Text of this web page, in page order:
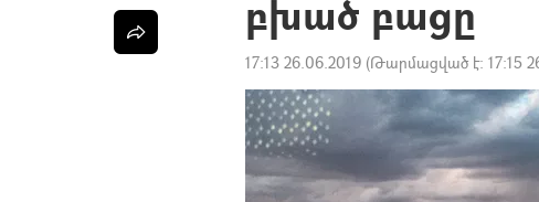
բխած բացը
17:13 26.06.2019 (Թարմացված է: 17:15